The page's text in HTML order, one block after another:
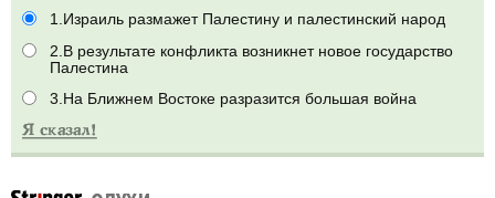
1.Израиль размажет Палестину и палестинский народ
2.В результате конфликта возникнет новое государство
Палестина
3.На Ближнем Востоке разразится большая война